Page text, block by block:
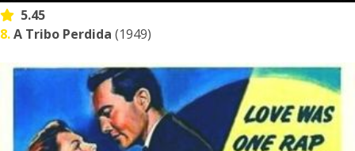
5.45
8.A Tribo Perdida (1949)